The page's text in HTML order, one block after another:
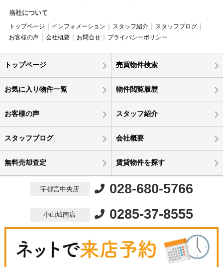
当社について
トップページ インフォメーション スタッフ紹介
スタッフブログ
お客様の声
会社概要 お問合せ プライバシーポリシー
トップページ 売買物件検索
お気に入り物件一覧 物件閲覧履歴
お客様の声 スタッフ紹介
スタッフブログ 会社概要
無料売却査定 賃貸物件を探す
宇都宮中央店 028-680-5766
小山城南店 0285-37-8555